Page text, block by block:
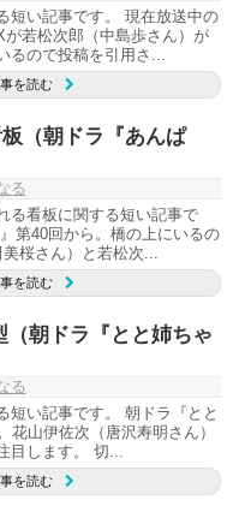
短い記事です。 現在放送中の
が若松次郎（中島歩さん）が
るので投稿を引用さ...
を読む
板（朝ドラ『あんぱ
る
る看板に関する短い記事で
第40回から。橋の上にいるの
桜さん）と若松次...
を読む
（朝ドラ『とと姉ちゃ
る
短い記事です。 朝ドラ『とと
花山伊佐次（唐沢寿明さん）
目します。 切...
を読む